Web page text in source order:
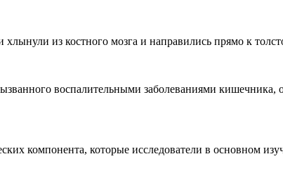
из костного мозга и направились прямо к
воспалительными заболеваниями кишечника,
компонента, которые исследователи в основном